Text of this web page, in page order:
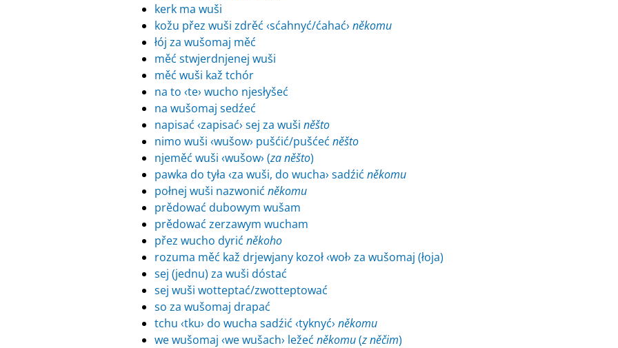
kerk ma wuši
kožu přez wuši zdrěć ‹sćahnyć/ćahać› někomu
łój za wušomaj měć
měć stwjerdnjenej wuši
měć wuši kaž tchór
na to ‹te› wucho njesłyšeć
na wušomaj sedźeć
napisać ‹zapisać› sej za wuši něšto
nimo wuši ‹wušow› pušćić/pušćeć něšto
njeměć wuši ‹wušow› (za něšto)
pawka do tyła ‹za wuši, do wucha› sadźić někomu
połnej wuši nazwonić někomu
prědować dubowym wušam
prědować zerzawym wucham
přez wucho dyrić někoho
rozuma měć kaž drjewjany kozoł ‹woł› za wušomaj (łoja)
sej (jednu) za wuši dóstać
sej wuši wotteptać/zwotteptować
so za wušomaj drapać
tchu ‹tku› do wucha sadźić ‹tyknyć› někomu
we wušomaj ‹we wušach› ležeć někomu(z něčim)